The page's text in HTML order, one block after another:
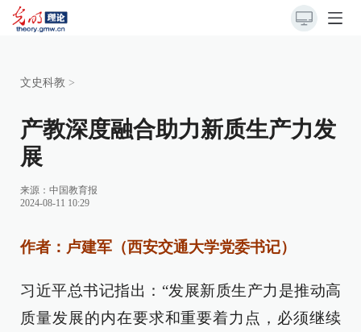
文史科教 >
产教深度融合助力新质生产力发
展
来源： 中国教育报
2024-08-11 10:29
作者：卢建军（西安交通大学党委书记）
习近平总书记指出：“发展新质生产力是推动高
质量发展的内在要求和重要着力点，必须继续